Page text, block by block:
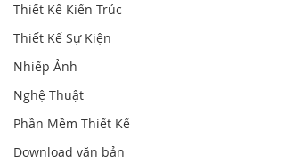
Thiết Kế Kiến Trúc
Thiết Kế Sự Kiện
Nhiếp Ảnh
Nghệ Thuật
Phần Mềm Thiết Kế
Download văn bản